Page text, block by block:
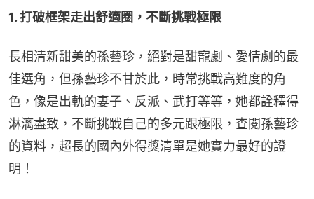
1. 打破框架走出舒適圈，不斷挑戰極限
長相清新甜美的孫藝珍，絕對是甜寵劇、愛情劇的最
佳選角，但孫藝珍不甘於此，時常挑戰高難度的角
色，像是出軌的妻子、反派、武打等等，她都詮釋得
淋漓盡致，不斷挑戰自己的多元跟極限，查閱孫藝珍
的資料，超長的國內外得獎清單是她實力最好的證
明！